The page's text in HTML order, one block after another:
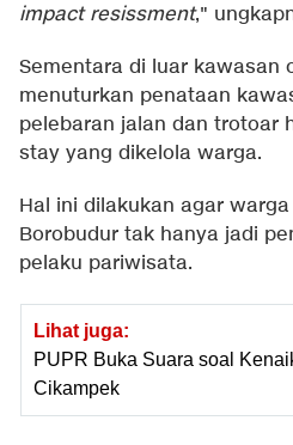
impact resissment,"
Sementara di luar kawasan
menuturkan penataan
pelebaran jalan dan trotoar
stay yang dikelola warga.
Hal ini dilakukan agar
Borobudur tak hanya jadi
pelaku pariwisata.
Lihat juga:
PUPR Buka Suara soal
Cikampek